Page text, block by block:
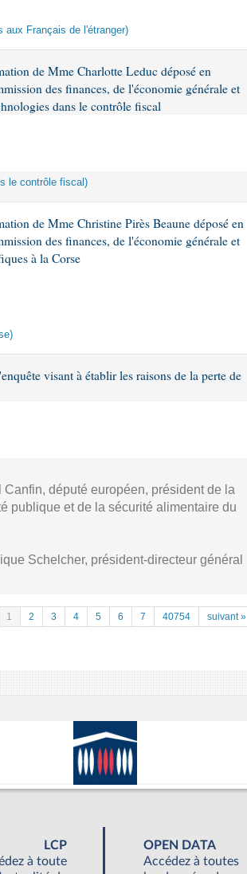
aux Français de l'étranger)
de Mme Charlotte Leduc déposé en
des finances, de l'économie générale et
dans le contrôle fiscal
le contrôle fiscal)
de Mme Christine Pirès Beaune déposé en
des finances, de l'économie générale et
à la Corse
visant à établir les raisons de la perte de
député européen, président de la
publique et de la sécurité alimentaire du
Schelcher, président-directeur général
1 2 3 4 5 6 7 40754 suivant »
LCP
à toute
OPEN DATA
Accédez à toutes